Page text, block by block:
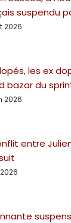
suspendu
2026
les ex
bazar du
2026
entre